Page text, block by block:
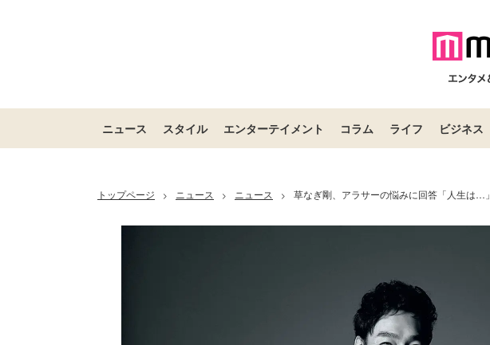
ニュース スタイル エンターテイメント コラム ライフ ビジネス
トップページ > ニュース > ニュース > 草なぎ剛、アラサーの悩みに回答「人生は…」